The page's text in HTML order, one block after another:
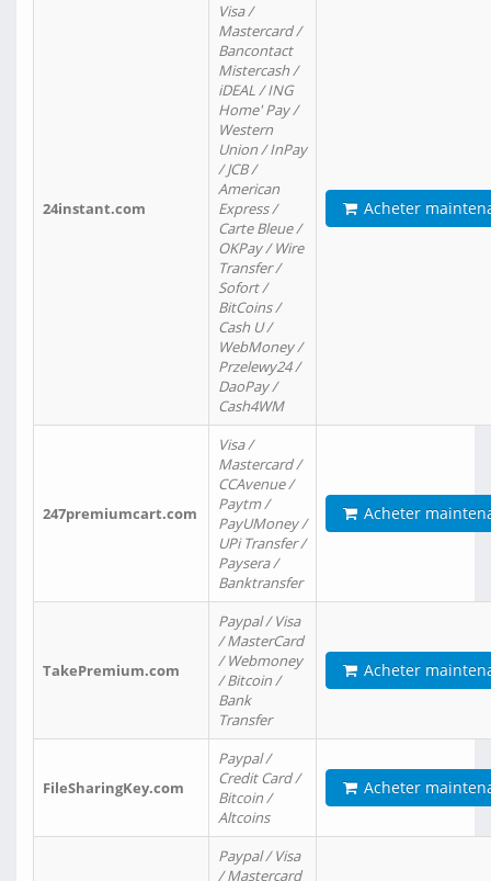
24instant.com
Visa /
Mastercard /
Bancontact
Mistercash /
iDEAL / ING
Home' Pay /
Western
Union / InPay
/ JCB /
American
Express /
Carte Bleue /
OKPay / Wire
Transfer /
Sofort /
BitCoins /
Cash U /
WebMoney /
Przelewy24 /
DaoPay /
Cash4WM
Acheter
247premiumcart.com
Visa /
Mastercard /
CCAvenue /
Paytm /
PayUMoney /
UPi Transfer /
Paysera /
Banktransfer
Acheter
TakePremium.com
Paypal / Visa
/ MasterCard
/ Webmoney
/ Bitcoin /
Bank
Transfer
Acheter
FileSharingKey.com
Paypal /
Credit Card /
Bitcoin /
Altcoins
Acheter
Paypal / Visa
/ Mastercard